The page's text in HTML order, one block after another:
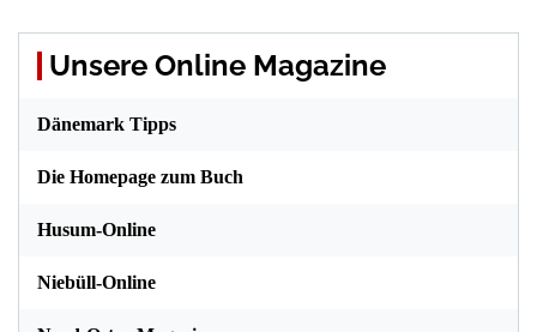
Unsere Online Magazine
Dänemark Tipps
Die Homepage zum Buch
Husum-Online
Niebüll-Online